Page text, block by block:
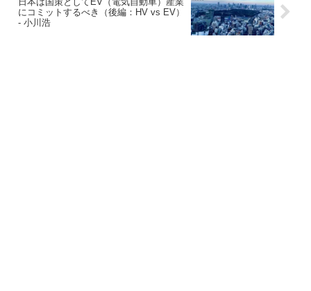
にコミットするべき（後編：HV vs EV）
- 小川浩